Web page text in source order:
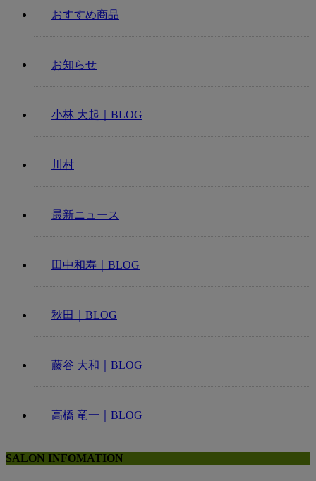
おすすめ商品
お知らせ
小林 大起｜BLOG
川村
最新ニュース
田中和寿｜BLOG
秋田｜BLOG
藤谷 大和｜BLOG
高橋 竜一｜BLOG
SALON INFOMATION